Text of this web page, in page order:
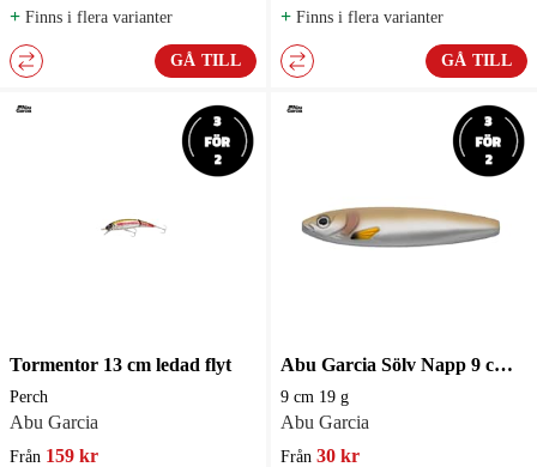
+ Finns i flera varianter
GÅ TILL
+ Finns i flera varianter
GÅ TILL
Tormentor 13 cm ledad flyt
Perch
Abu Garcia
Från 159 kr
Abu Garcia Sölv Napp 9 cm 19 g Havsöringsdrag
9 cm 19 g
Abu Garcia
Från 30 kr